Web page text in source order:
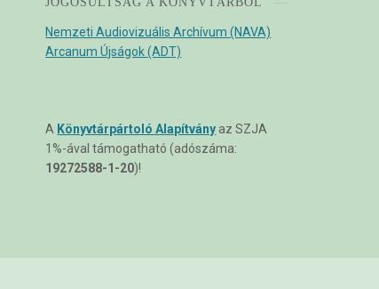
Nemzeti Audiovizuális Archívum (NAVA)
Arcanum Újságok (ADT)
A Könyvtárpártoló Alapítvány az SZJA
1%-ával támogatható (adószáma:
19272588-1-20)!